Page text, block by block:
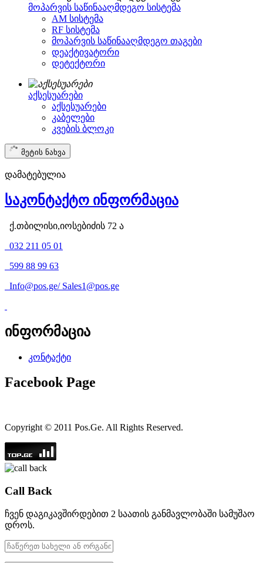
მოპარვის საწინააღმდეგო სისტემა
AM სისტემა
RF სისტემა
მოპარვის საწინააღმდეგო თაგები
დეაქტივატორი
დეტექტორი
აქსესუარები
აქსესუარები
კაბელები
კვების ბლოკი
მეტის ნახვა
დამატებულია
საკონტაქტო ინფორმაცია
ქ.თბილისი,იოსებიძის 72 ა
032 211 05 01
599 88 99 63
Info@pos.ge/ Sales1@pos.ge
ინფორმაცია
კონტაქტი
Facebook Page
Copyright © 2011 Pos.Ge. All Rights Reserved.
Call Back
ჩვენ დაგიკავშირდებით 2 საათის განმავლობაში სამუშაო
დროს.